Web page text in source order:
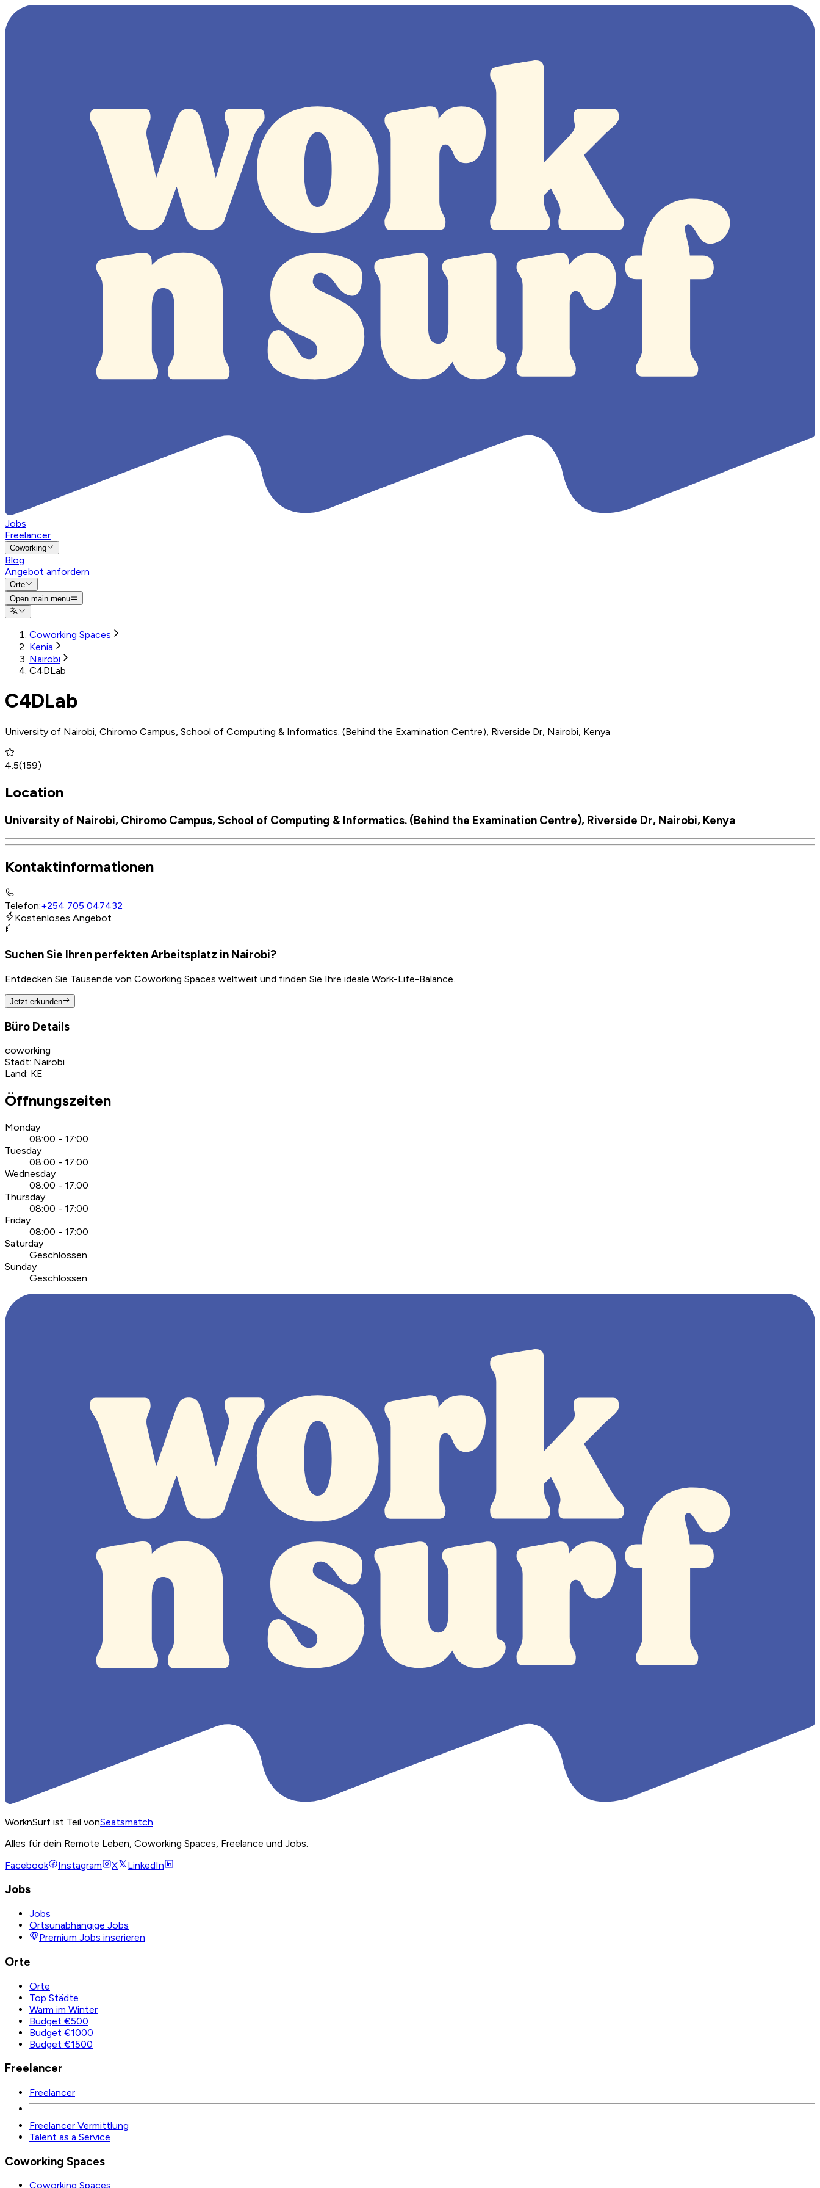
Jobs
Freelancer
Coworking
Blog
Angebot anfordern
Orte
Open main menu
Coworking Spaces
Kenia
Nairobi
C4DLab
C4DLab
University of Nairobi, Chiromo Campus, School of Computing & Informatics. (Behind the Examination Centre), Riverside Dr, Nairobi, Kenya
4.5(159)
Location
University of Nairobi, Chiromo Campus, School of Computing & Informatics. (Behind the Examination Centre), Riverside Dr, Nairobi, Kenya
Kontaktinformationen
Telefon:+254 705 047432
Kostenloses Angebot
Suchen Sie Ihren perfekten Arbeitsplatz in Nairobi?
Entdecken Sie Tausende von Coworking Spaces weltweit und finden Sie Ihre ideale Work-Life-Balance.
Jetzt erkunden
Büro Details
coworking
Stadt: Nairobi
Land: KE
Öffnungszeiten
Monday
08:00 - 17:00
Tuesday
08:00 - 17:00
Wednesday
08:00 - 17:00
Thursday
08:00 - 17:00
Friday
08:00 - 17:00
Saturday
Geschlossen
Sunday
Geschlossen
WorknSurf ist Teil vonSeatsmatch
Alles für dein Remote Leben, Coworking Spaces, Freelance und Jobs.
Facebook
Instagram X LinkedIn
Jobs
Jobs
Ortsunabhängige Jobs
Premium Jobs inserieren
Orte
Orte
Top Städte
Warm im Winter
Budget €500
Budget €1000
Budget €1500
Freelancer
Freelancer
Freelancer Vermittlung
Talent as a Service
Coworking Spaces
Coworking Spaces